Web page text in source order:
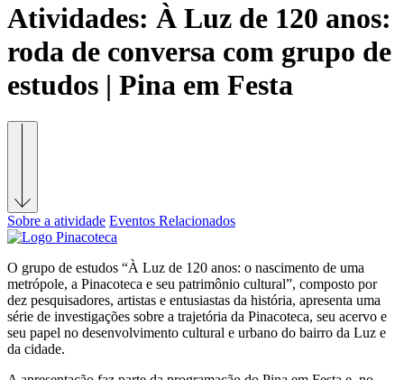
Atividades: À Luz de 120 anos:
roda de conversa com grupo de
estudos | Pina em Festa
Sobre a atividade Eventos Relacionados
O grupo de estudos “À Luz de 120 anos: o nascimento de uma
metrópole, a Pinacoteca e seu patrimônio cultural”, composto por
dez pesquisadores, artistas e entusiastas da história, apresenta uma
série de investigações sobre a trajetória da Pinacoteca, seu acervo e
seu papel no desenvolvimento cultural e urbano do bairro da Luz e
da cidade.